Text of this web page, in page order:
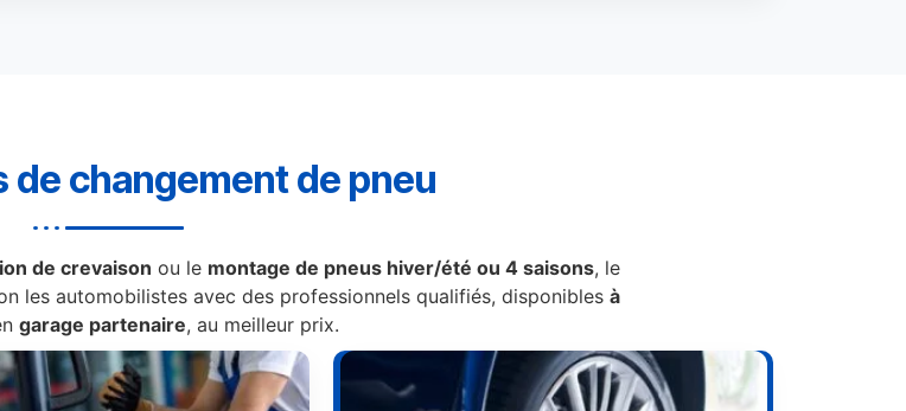
de changement de pneu
de crevaison ou le montage de pneus hiver/été ou 4 saisons, le
les automobilistes avec des professionnels qualifiés, disponibles à
garage partenaire, au meilleur prix.